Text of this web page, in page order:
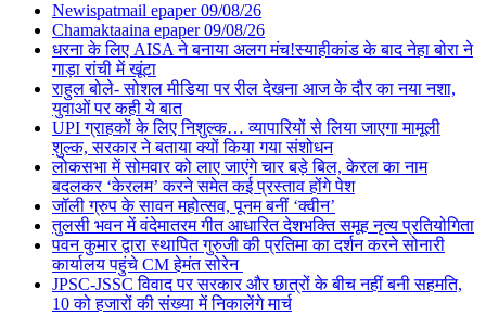
Newispatmail epaper 09/08/26
Chamaktaaina epaper 09/08/26
धरना के लिए AISA ने बनाया अलग मंच!स्याहीकांड के बाद नेहा बोरा ने
गाड़ा रांची में खूंटा
राहुल बोले- सोशल मीडिया पर रील देखना आज के दौर का नया नशा,
युवाओं पर कही ये बात
UPI ग्राहकों के लिए निशुल्क… व्यापारियों से लिया जाएगा मामूली
शुल्क, सरकार ने बताया क्यों किया गया संशोधन
लोकसभा में सोमवार को लाए जाएंगे चार बड़े बिल, केरल का नाम
बदलकर ‘केरलम’ करने समेत कई प्रस्ताव होंगे पेश
जॉली ग्रुप के सावन महोत्सव, पूनम बनीं ‘क्वीन’
तुलसी भवन में वंदेमातरम गीत आधारित देशभक्ति समूह नृत्य प्रतियोगिता
पवन कुमार द्वारा स्थापित गुरुजी की प्रतिमा का दर्शन करने सोनारी
कार्यालय पहुंचे CM हेमंत सोरेन
JPSC-JSSC विवाद पर सरकार और छात्रों के बीच नहीं बनी सहमति,
10 को हजारों की संख्या में निकालेंगे मार्च